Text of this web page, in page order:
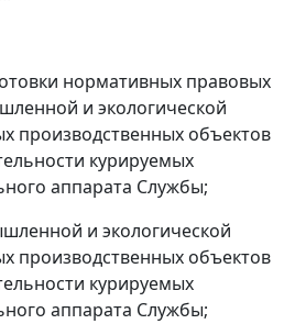
нормативных правовых
и экологической
производственных объектов
курируемых
аппарата Службы;
и экологической
производственных объектов
курируемых
аппарата Службы;